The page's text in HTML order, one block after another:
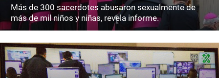
Más de 300 sacerdotes abusaron sexualmente de
más de mil niños y niñas, revela informe.